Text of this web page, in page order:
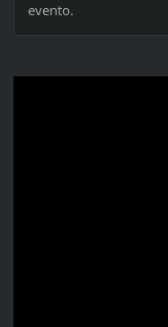
evento.